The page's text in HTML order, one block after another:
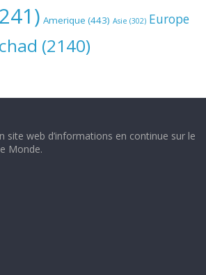
Amerique (443) Asie (302) Europe
(2140)
site web d’informations en continue sur le
Monde.